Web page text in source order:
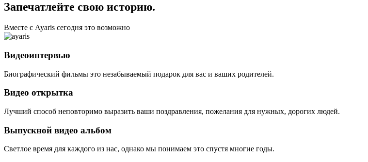
Запечатлейте свою историю.
Вместе с Ayaris сегодня это возможно
Видеоинтервью
Биографический фильмы это незабываемый подарок для вас и ваших родителей.
Видео открытка
Лучший способ неповторимо выразить ваши поздравления, пожелания для нужных, дорогих людей.
Выпускной видео альбом
Светлое время для каждого из нас, однако мы понимаем это спустя многие годы.